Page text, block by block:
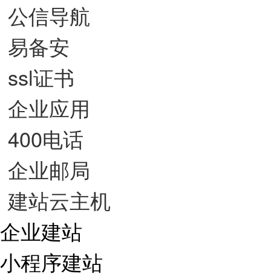
公信导航
易备安
ssl证书
企业应用
400电话
企业邮局
建站云主机
企业建站
小程序建站